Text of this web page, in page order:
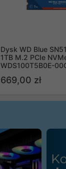
Dysk WD Blue
1TB M.2 PCIe
WDS100T5B0E-
669,00 zł